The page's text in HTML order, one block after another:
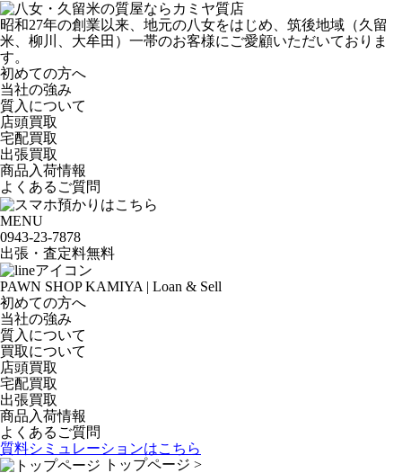
昭和27年の創業以来、地元の八女をはじめ、筑後地域（久留
米、柳川、大牟田）一帯のお客様にご愛顧いただいておりま
す。
初めての方へ
当社の強み
質入について
店頭買取
宅配買取
出張買取
商品入荷情報
よくあるご質問
MENU
0943-23-7878
出張・査定料無料
PAWN SHOP KAMIYA | Loan & Sell
初めての方へ
当社の強み
質入について
買取について
店頭買取
宅配買取
出張買取
商品入荷情報
よくあるご質問
質料シミュレーションはこちら
トップページ >